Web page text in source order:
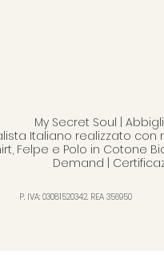
My Secret Soul |
Italiano realizzato
Felpe e Polo in Cotone
Demand |
P. IVA: 03081520342. REA 356950